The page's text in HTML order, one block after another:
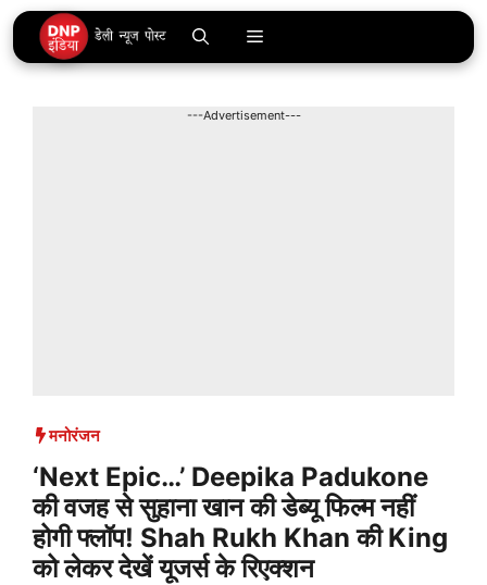
Skip
to
content
Menu
---Advertisement---
मनोरंजन
‘Next Epic…’ Deepika Padukone
की वजह से सुहाना खान की डेब्यू फिल्म नहीं
होगी फ्लॉप! Shah Rukh Khan की King
को लेकर देखें यूजर्स के रिएक्शन